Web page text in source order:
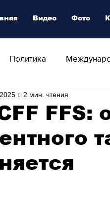
Политика
Аналитика
Магия искусства
FFS:
г. 2 мин. чтения
Видео Фото